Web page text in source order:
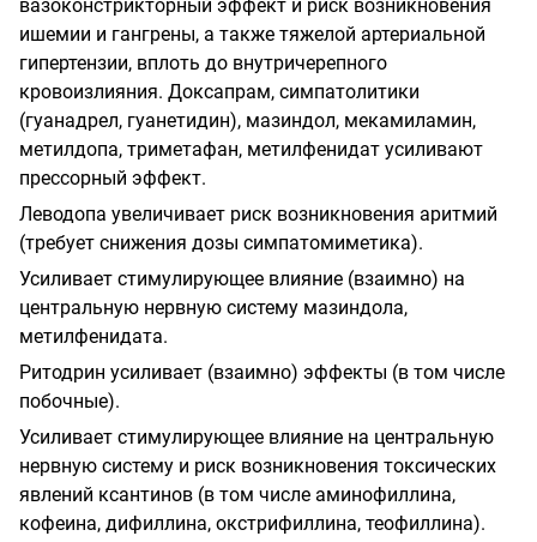
вазоконстрикторный эффект и риск возникновения
ишемии и гангрены, а также тяжелой артериальной
гипертензии, вплоть до внутричерепного
кровоизлияния. Доксапрам, симпатолитики
(гуанадрел, гуанетидин), мазиндол, мекамиламин,
метилдопа, триметафан, метилфенидат усиливают
прессорный эффект.
Леводопа увеличивает риск возникновения аритмий
(требует снижения дозы симпатомиметика).
Усиливает стимулирующее влияние (взаимно) на
центральную нервную систему мазиндола,
метилфенидата.
Ритодрин усиливает (взаимно) эффекты (в том числе
побочные).
Усиливает стимулирующее влияние на центральную
нервную систему и риск возникновения токсических
явлений ксантинов (в том числе аминофиллина,
кофеина, дифиллина, окстрифиллина, теофиллина).